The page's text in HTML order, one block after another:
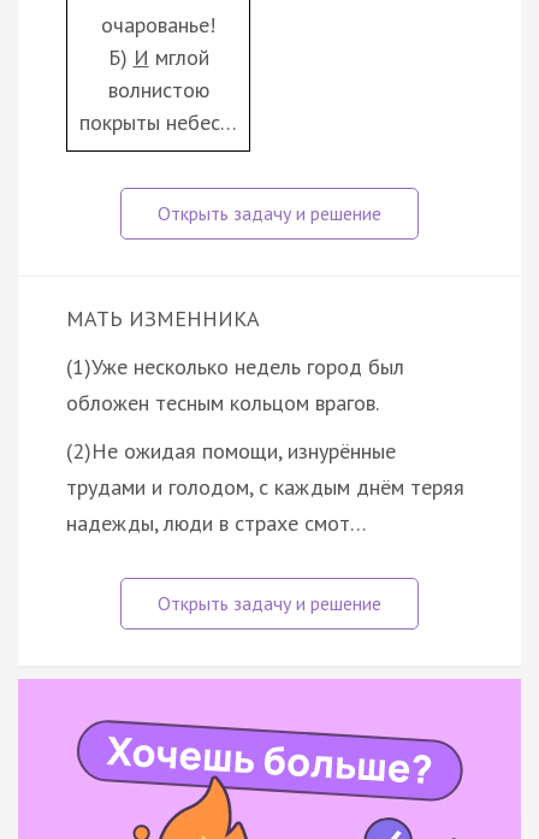
очарованье!
Б) И мглой
волнистою
покрыты небес…
МАТЬ ИЗМЕННИКА
(1)Уже несколько недель город был
обложен тесным кольцом врагов.
(2)Не ожидая помощи, изнурённые
трудами и голодом, с каждым днём теряя
надежды, люди в страхе смот…